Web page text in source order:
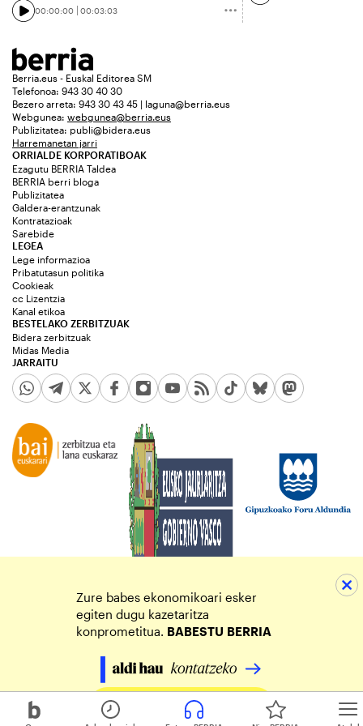
00:00:00 00:03:03
Berria.eus - Euskal Editorea SM
Telefonoa: 943 30 40 30
Bezero arreta: 943 30 43 45 | laguna@berria.eus
Webgunea: webgunea@berria.eus
Publizitatea: publi@bidera.eus
Harremanetan jarri
ORRIALDE KORPORATIBOAK
Ezagutu BERRIA Taldea
BERRIA berri bloga
Publizitatea
Galdera-erantzunak
Kontratazioak
Sarebide
JARRAITU
LEGEA
Lege informazioa
Pribatutasun politika
Cookieak
cc Lizentzia
Kanal etikoa
BESTELAKO ZERBITZUAK
Bidera zerbitzuak
Midas Media
Zure babes ekonomikoari esker
egiten dugu kazetaritza
konprometitua. BABESTU BERRIA
Egin zure ekarpena